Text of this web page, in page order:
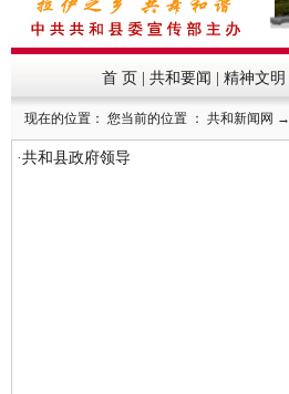
首 页 共和要闻 精神文明
现在的位置： 您当前的位置 ： 共和新闻网 →
·共和县政府领导